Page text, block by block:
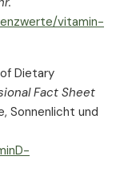
vitamin-
Dietary
Fact Sheet
Sonnenlicht und